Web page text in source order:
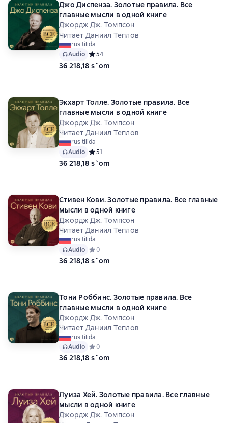
Джо Диспенза. Золотые правила. Все
главные мысли в одной книге
Джордж Дж. Томпсон
Читает Даниил Теплов
rus tilida
Audio Средний рейтинг 5 на основе 4 оценок
54
36 218,18 s`om
Экхарт Толле. Золотые правила. Все
главные мысли в одной книге
Джордж Дж. Томпсон
Читает Даниил Теплов
rus tilida
Audio Средний рейтинг 5 на основе 1 оценок
51
36 218,18 s`om
Стивен Кови. Золотые правила. Все главные
мысли в одной книге
Джордж Дж. Томпсон
Читает Даниил Теплов
rus tilida
Audio Средний рейтинг 0 на основе 0 оценок
0
36 218,18 s`om
Тони Роббинс. Золотые правила. Все
главные мысли в одной книге
Джордж Дж. Томпсон
Читает Даниил Теплов
rus tilida
Audio Средний рейтинг 0 на основе 0 оценок
0
36 218,18 s`om
Луиза Хей. Золотые правила. Все главные
мысли в одной книге
Джордж Дж. Томпсон